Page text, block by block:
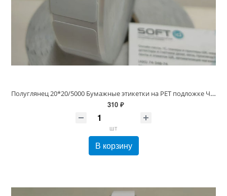
Полуглянец 20*20/5000 Бумажные этикетки на PET подложке Честный знак, вт 40/76
310 ₽
шт
В корзину